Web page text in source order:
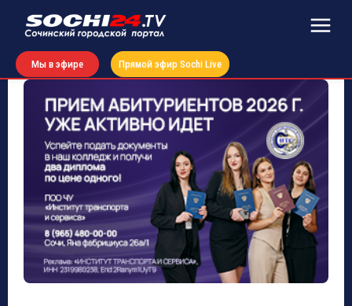
Мы в эфире Прямой эфир Sochi Live